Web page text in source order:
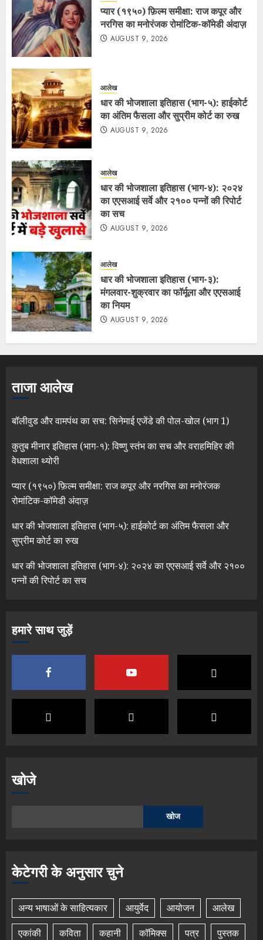
प्यार (१९५०) फ़िल्म समीक्षा: राज कपूर और
नरगिस का मनोरंजक रोमांटिक-कॉमेडी अंदाज़
AUGUST 9, 2026
आलेख
धार की भोजशाला इतिहास (भाग-५): हाईकोर्ट
का अंतिम फैसला और सुप्रीम कोर्ट का रुख
AUGUST 9, 2026
आलेख
धार की भोजशाला इतिहास (भाग-४): २०२४
का एएसआई सर्वे और २१०० पन्नों की रिपोर्ट
का सच
AUGUST 9, 2026
आलेख
धार की भोजशाला इतिहास (भाग-३):
मंगलवार-शुक्रवार का फॉर्मूला और एएसआई
का नियम
AUGUST 9, 2026
ताजा आलेख
बॉलीवुड और वामपंथ का सच: सिनेमाई एजेंडे की पोल-खोल (भाग 1)
कुतुब मीनार इतिहास (भाग-१): विष्णु स्तंभ का सच और वराहमिहिर की
वेधशाला थ्योरी
प्यार (१९५०) फ़िल्म समीक्षा: राज कपूर और नरगिस का मनोरंजक
रोमांटिक-कॉमेडी अंदाज़
धार की भोजशाला इतिहास (भाग-५): हाईकोर्ट का अंतिम फैसला और
सुप्रीम कोर्ट का रुख
धार की भोजशाला इतिहास (भाग-४): २०२४ का एएसआई सर्वे और २१००
पन्नों की रिपोर्ट का सच
हमारे साथ जुड़ें
खोजे
खोज
केटेगरी के अनुसार चुने
अन्य भाषाओं के साहित्यकार आयुर्वेद आयोजन
आलेख
एकांकी
कविता कहानी कॉमिक्स पत्र पुस्तक